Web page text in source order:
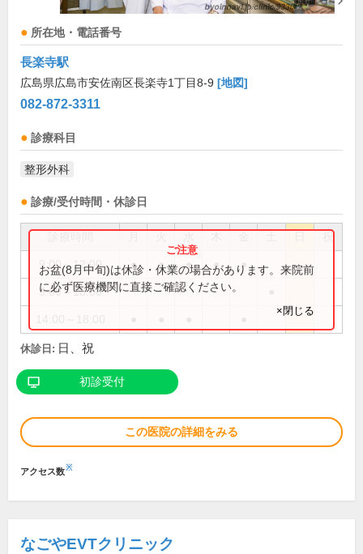
所在地・電話番号
長楽寺駅
広島県広島市安佐南区長楽寺1丁目8-9 [地図]
082-872-3311
診療科目
整形外科
診療/受付時間・休診日
祝
9:00～12:00 ● ● ● ● ●
9:00～13:00
お盆(8月中旬)は休診・休業の場合があります。来院前
に必ず医療機関に直接ご確認ください。
×閉じる
休診日: 日、祝
初診受付
この医院の詳細をみる
アクセス数※
なごやEVTクリニック